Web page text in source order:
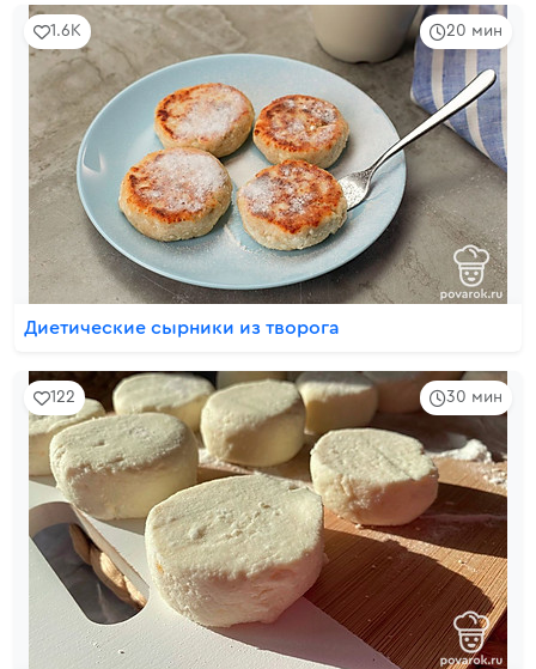
20 мин
1.6K
Диетические сырники из творога
30 мин
122